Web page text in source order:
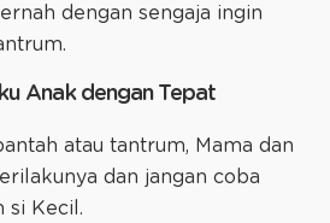
dengan sengaja ingin
Anak dengan Tepat
atau tantrum, Mama dan
dan jangan coba
si Kecil.